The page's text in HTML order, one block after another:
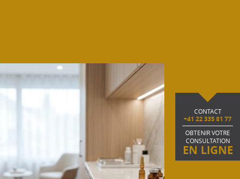
CONTACT
+41 22 335 81 77
OBTENIR VOTRE
CONSULTATION
EN LIGNE